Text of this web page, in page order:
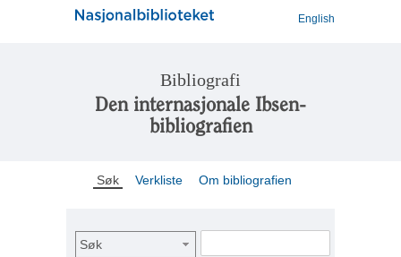
English
Bibliografi
Den internasjonale Ibsen-
bibliografien
Søk Verkliste Om bibliografien
Søk